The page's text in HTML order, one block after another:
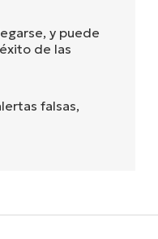
y puede
de las
falsas,